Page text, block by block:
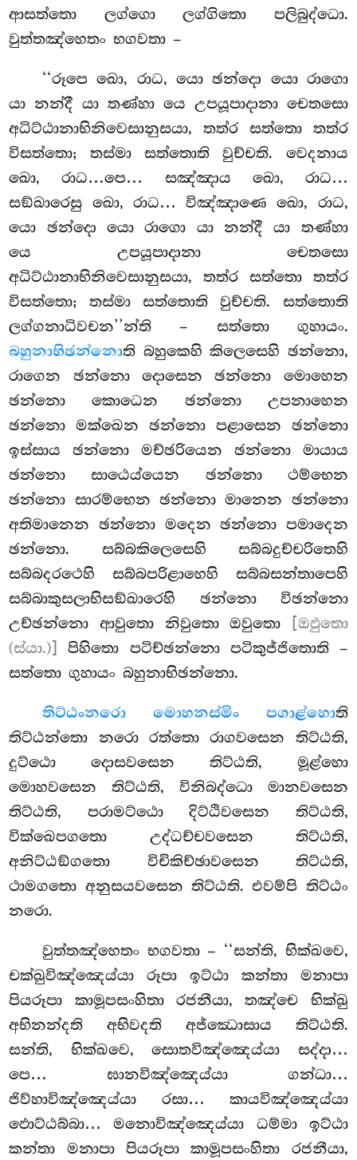
ආසත්තො ලග්ගො ලග්ගිතො පලිබුද්ධො.
වුත්තඤ්හෙතං භගවතා –
‘‘රූපෙ ඛො, රාධ, යො ඡන්දො යො රාගො
යා නන්දී යා තණ්හා යෙ උපයූපාදානා චෙතසො
අධිට්ඨානාභිනිවෙසානුසයා, තත්ර සත්තො තත්ර
විසත්තො; තස්මා සත්තොති වුච්චති. වෙදනාය
ඛො, රාධ…පෙ… සඤ්ඤාය ඛො, රාධ…
සඞ්ඛාරෙසු ඛො, රාධ… විඤ්ඤාණෙ ඛො, රාධ,
යො ඡන්දො යො රාගො යා නන්දී යා තණ්හා
යෙ උපයූපාදානා චෙතසො
අධිට්ඨානාභිනිවෙසානුසයා, තත්ර සත්තො තත්ර
විසත්තො; තස්මා සත්තොති වුච්චති. සත්තොති
ලග්ගනාධිවචන’’න්ති – සත්තො ගුහායං.
බහුනාභිඡන්නොති බහුකෙහි කිලෙසෙහි ඡන්නො,
රාගෙන ඡන්නො දොසෙන ඡන්නො මොහෙන
ඡන්නොකොධෙන ඡන්නො උපනාහෙන
ඡන්නො මක්ඛෙන ඡන්නො පළාසෙන ඡන්නො
ඉස්සාය ඡන්නො මච්ඡරියෙන ඡන්නො මායාය
ඡන්නො සාඨෙය්යෙන ඡන්නො ථම්භෙන
ඡන්නො සාරම්භෙන ඡන්නො මානෙන ඡන්නො
අතිමානෙන ඡන්නො මදෙන ඡන්නො පමාදෙන
ඡන්නො. සබ්බකිලෙසෙහි සබ්බදුච්චරිතෙහි
සබ්බදරථෙහි සබ්බපරිළාහෙහි සබ්බසන්තාපෙහි
සබ්බාකුසලාභිසඞ්ඛාරෙහි ඡන්නො විඡන්නො
උච්ඡන්නො ආවුතො නිවුතො ඔවුතො
[ඔඵුතො
(ස්යා.)]
පිහිතො පටිච්ඡන්නො පටිකුජ්ජිතොති –
සත්තො ගුහායං බහුනාභිඡන්නො.
තිට්ඨංනරො මොහනස්මිං පගාළ්හොති
තිට්ඨන්තො නරො රත්තො රාගවසෙන තිට්ඨති,
දුට්ඨො දොසවසෙන තිට්ඨති, මූළ්හො
මොහවසෙන තිට්ඨති, විනිබද්ධො මානවසෙන
තිට්ඨති, පරාමට්ඨො දිට්ඨිවසෙන තිට්ඨති,
වික්ඛෙපගතො උද්ධච්චවසෙන තිට්ඨති,
අනිට්ඨඞ්ගතො විචිකිච්ඡාවසෙන තිට්ඨති,
ථාමගතො අනුසයවසෙන තිට්ඨති. එවම්පි තිට්ඨං
නරො.
වුත්තඤ්හෙතං භගවතා – ‘‘සන්ති, භික්ඛවෙ,
චක්ඛුවිඤ්ඤෙය්යා රූපා ඉට්ඨා කන්තා මනාපා
පියරූපා කාමූපසංහිතා රජනීයා, තඤ්චෙ භික්ඛු
අභිනන්දති අභිවදති අජ්ඣොසාය තිට්ඨති.
සන්ති, භික්ඛවෙ, සොතවිඤ්ඤෙය්යා සද්දා…
පෙ… ඝානවිඤ්ඤෙය්යා ගන්ධා…
ජිව්හාවිඤ්ඤෙය්යා රසා… කායවිඤ්ඤෙය්යා
ඵොට්ඨබ්බා… මනොවිඤ්ඤෙය්යා ධම්මා ඉට්ඨා
කන්තා මනාපා පියරූපා කාමූපසංහිතා රජනීයා,